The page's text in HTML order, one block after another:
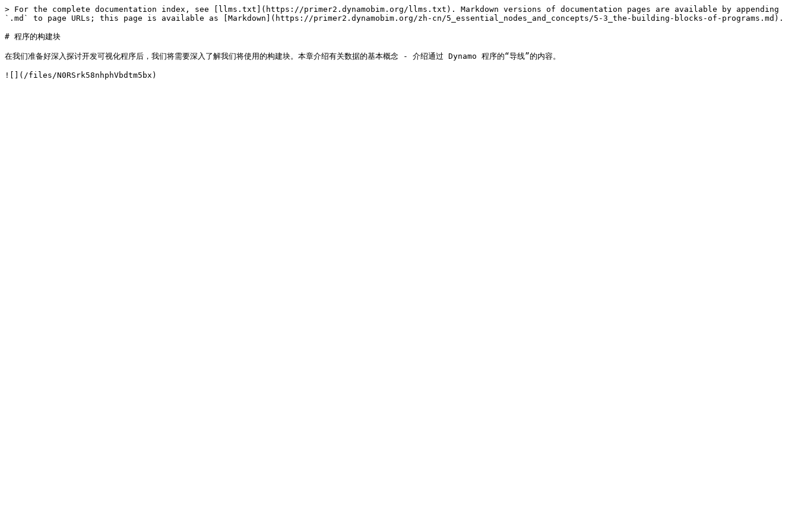
> For the complete documentation index, see [llms.txt](https://primer2.dynamobim.org/llms.txt). Markdown versions of documentation pages are available by appending
`.md` to page URLs; this page is available as [Markdown](https://primer2.dynamobim.org/zh-cn/5_essential_nodes_and_concepts/5-3_the-building-blocks-of-programs.md).
# 程序的构建块
在我们准备好深入探讨开发可视化程序后，我们将需要深入了解我们将使用的构建块。本章介绍有关数据的基本概念 - 介绍通过 Dynamo 程序的“导线”的内容。